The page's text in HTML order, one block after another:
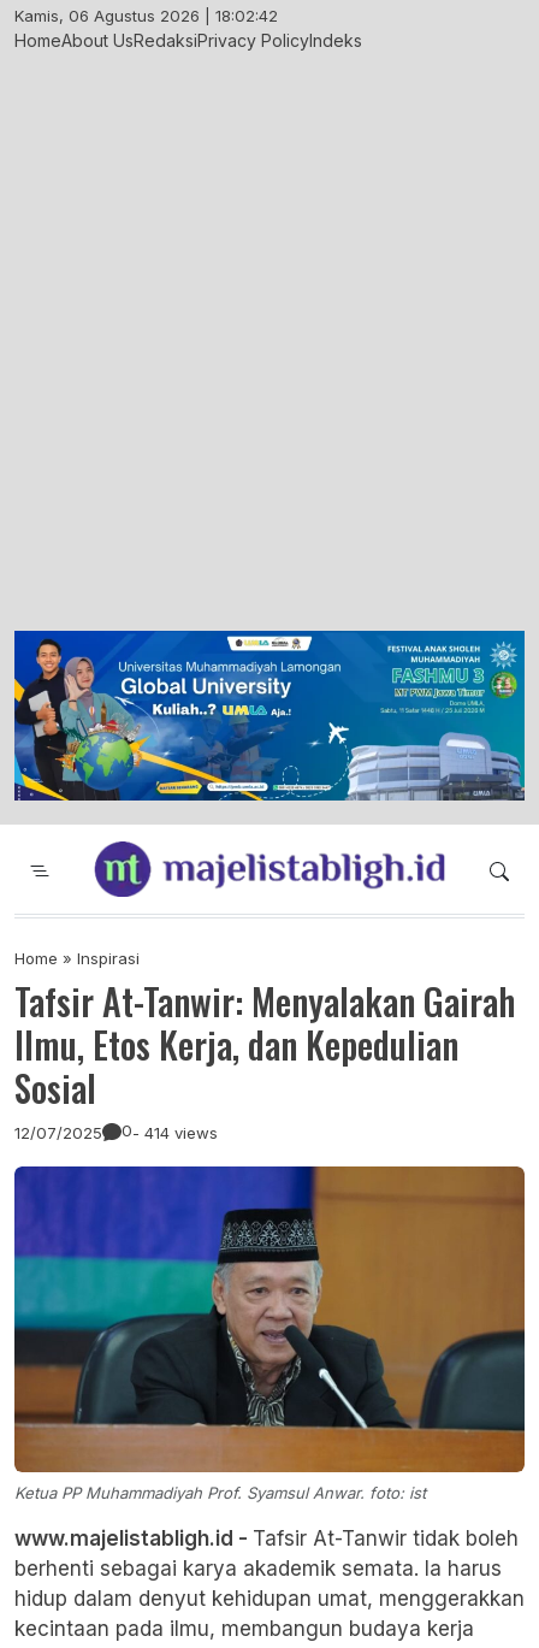
Skip
to
Kamis, 06 Agustus 2026 | 18:02:43
HomeAbout UsRedaksiPrivacy PolicyIndeks
Majelis Tabligh Muhammadiyah
Syiar Dakwah Islam Berkemajuan dan
Home » Inspirasi
Tafsir At-Tanwir: Menyalakan Gairah
Ilmu, Etos Kerja, dan Kepedulian
Sosial
12/07/2025 0- 414 views
Ketua PP Muhammadiyah Prof. Syamsul Anwar. foto: ist
www.majelistabligh.id - Tafsir At-Tanwir tidak boleh
berhenti sebagai karya akademik semata. Ia harus
hidup dalam denyut kehidupan umat, menggerakkan
kecintaan pada ilmu, membangun budaya kerja